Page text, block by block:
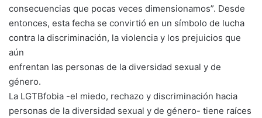
consecuencias que pocas veces dimensionamos”. Desde
entonces, esta fecha se convirtió en un símbolo de lucha
contra la discriminación, la violencia y los prejuicios que
aún
enfrentan las personas de la diversidad sexual y de
género.
La LGTBfobia -el miedo, rechazo y discriminación hacia
personas de la diversidad sexual y de género- tiene raíces